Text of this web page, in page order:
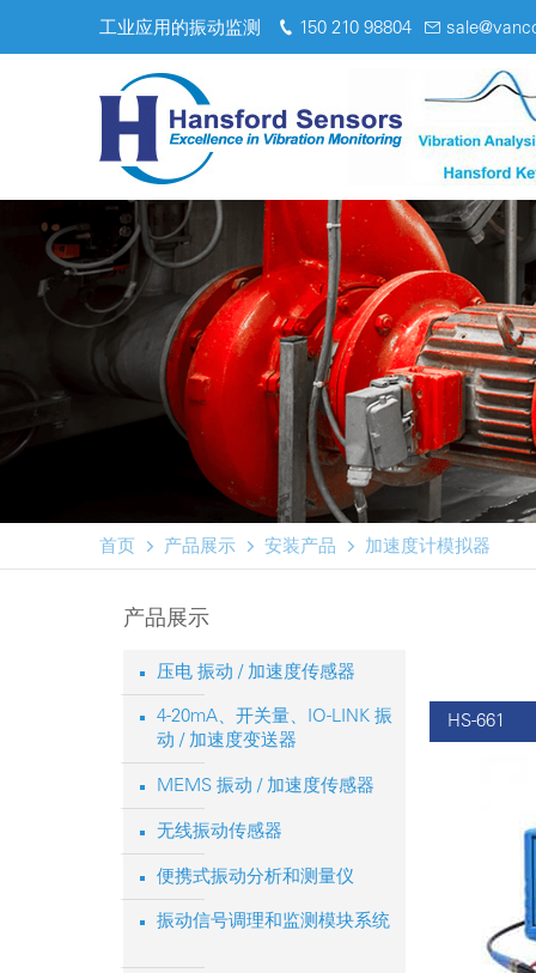
工业应用的振动监测 150 210 98804
首页  产品展示  安装产品  加速度计模拟器
产品展示
压电 振动 / 加速度传感器
4-20mA、开关量、IO-LINK 振
动 / 加速度变送器
MEMS 振动 / 加速度传感器
无线振动传感器
便携式振动分析和测量仪
振动信号调理和监测模块系统
HS-661